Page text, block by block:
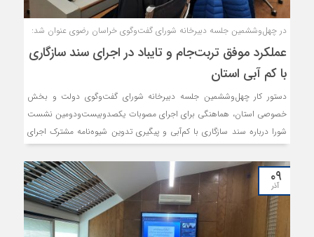
در چهل‌وششمین جلسه دبیرخانه شورای گفت‌وگوی خراسان رضوی عنوان شد:
عملکرد موفق تربت‌جام و تایباد در اجرای سند سازگاری
با کم آبی استان
دستور کار چهل‌وششمین جلسه دبیرخانه شورای گفت‌وگوی دولت و بخش
خصوصی استان، هماهنگی برای اجرای مصوبات یکصدوبیست‌ودومین نشست
شورا درباره سند سازگاری با کم‌آبی و پیگیری تدوین شیوه‌نامه مشترک اجرای
برخی شهرستان‌ها همچون تربت جام و تایباد عملکرد خوبی در اجرای سند
مذکور داشته اند به گونه ای که افت سطح آب‌های زیرزمینی تایباد از یک متر و
سی سانتیمتر به سیزده و تربت جام از یک و نیم متر به سی سانتیمتر رسیده
است؛ اما در مقابل، برخی شهرستان‌ها عملکرد خوبی در این زمینه نداشته‌اند.
۰۹
آذر